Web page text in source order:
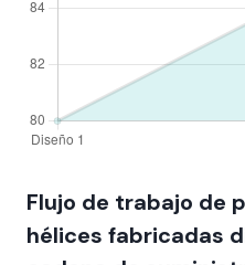
Flujo de trabajo de
hélices fabricadas